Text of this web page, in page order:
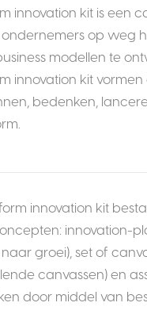
innovation kit is een
op weg
modellen te
innovation kit
bedenken,
innovation kit
innovation-
groei), set of
canvassen) en
door middel van